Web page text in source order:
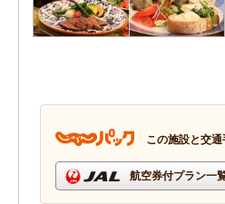
この施設と交
航空券付プラン一